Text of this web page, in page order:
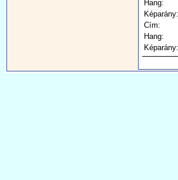
Hang:
Képarány:
Cím:
Hang:
Képarány: